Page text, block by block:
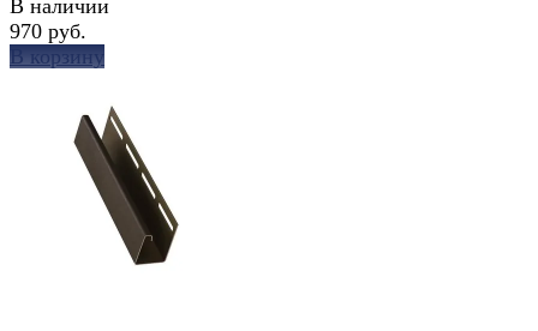
избранное сравнить
В наличии
970 руб.
В корзину